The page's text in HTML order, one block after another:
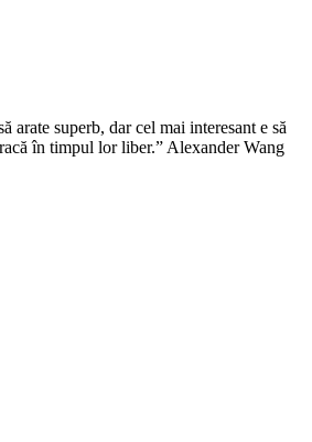
arate superb, dar cel mai interesant e să
în timpul lor liber.” Alexander Wang